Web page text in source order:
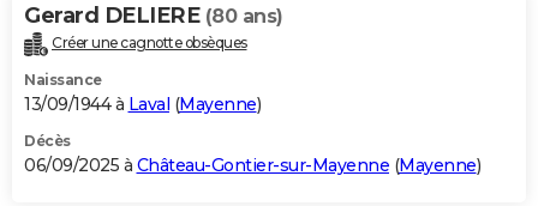
Bricolage
Lifestyle
Culture
Sport
Auto
Television
Voyage
Cinema
Gerard DELIERE (80 ans)
Créer une cagnotte obsèques
Naissance
13/09/1944 à Laval (Mayenne)
Décès
06/09/2025 à Château-Gontier-sur-Mayenne (Mayenne)